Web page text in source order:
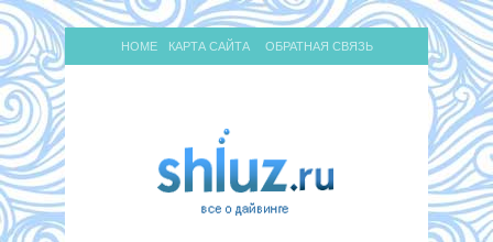
HOME КАРТА САЙТА ОБРАТНАЯ СВЯЗЬ